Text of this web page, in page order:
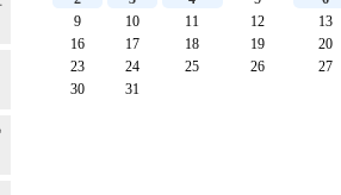
9
10 11 12 13
16
17 18 19 20
23
24 25 26 27
30
31